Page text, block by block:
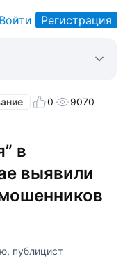
Войти Регистрация
0 9070
в
выявили
публицист